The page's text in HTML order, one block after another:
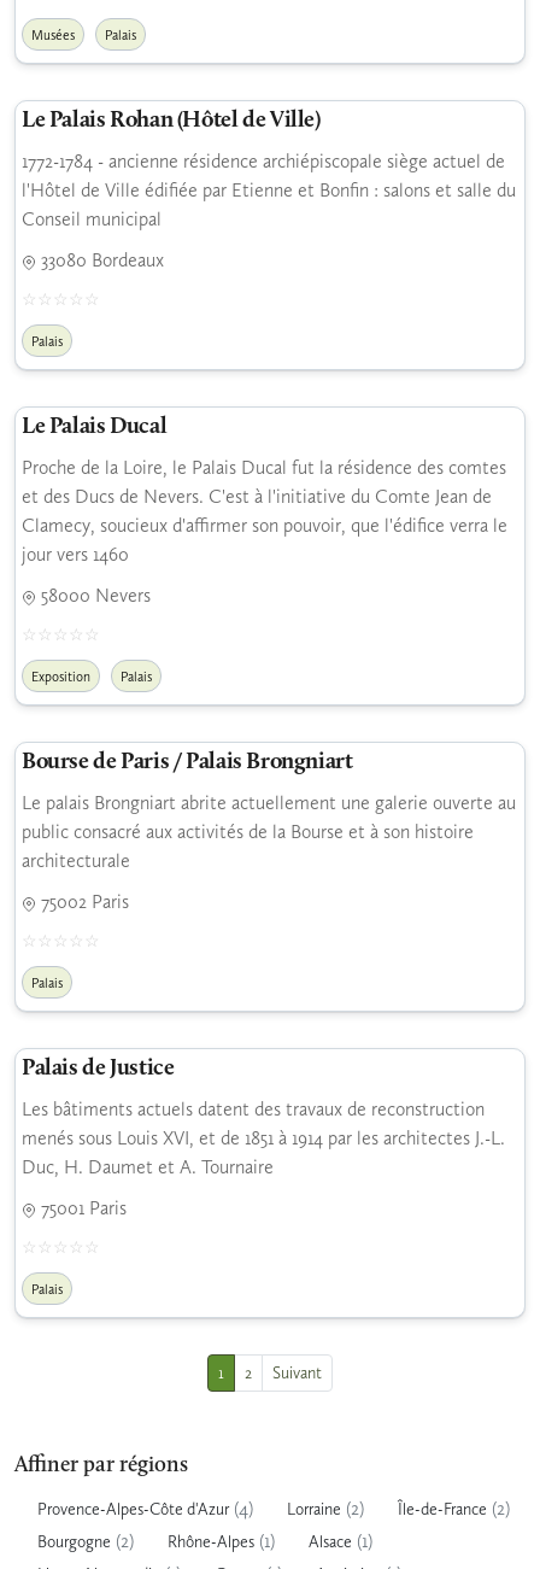
Affiner par régions
Provence-Alpes-Côte d'Azur(4) Lorraine (2) Île-de-France (2)
Bourgogne (2) Rhône-Alpes (1) Alsace (1)
Musées Palais
Le Palais Rohan (Hôtel de Ville)
1772-1784 - ancienne résidence archiépiscopale siège actuel de
l'Hôtel de Ville édifiée par Etienne et Bonfin : salons et salle du
Conseil municipal
33080 Bordeaux
Palais
Le Palais Ducal
Proche de la Loire, le Palais Ducal fut la résidence des comtes
et des Ducs de Nevers. C'est à l'initiative du Comte Jean de
Clamecy, soucieux d'affirmer son pouvoir, que l'édifice verra le
jour vers 1460
58000 Nevers
Exposition Palais
Bourse de Paris / Palais Brongniart
Le palais Brongniart abrite actuellement une galerie ouverte au
public consacré aux activités de la Bourse et à son histoire
architecturale
75002 Paris
Palais
Palais de Justice
Les bâtiments actuels datent des travaux de reconstruction
menés sous Louis XVI, et de 1851 à 1914 par les architectes J.-L.
Duc, H. Daumet et A. Tournaire
75001 Paris
Palais
1 2 Suivant